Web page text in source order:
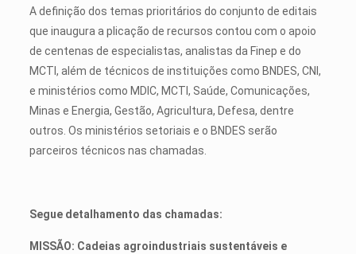
A definição dos temas prioritários do conjunto de editais
que inaugura a plicação de recursos contou com o apoio
de centenas de especialistas, analistas da Finep e do
MCTI, além de técnicos de instituições como BNDES, CNI,
e ministérios como MDIC, MCTI, Saúde, Comunicações,
Minas e Energia, Gestão, Agricultura, Defesa, dentre
outros. Os ministérios setoriais e o BNDES serão
parceiros técnicos nas chamadas.
Segue detalhamento das chamadas:
MISSÃO: Cadeias agroindustriais sustentáveis e